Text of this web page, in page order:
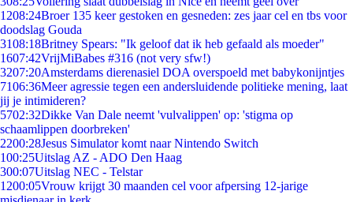
1208:24Broer 135 keer gestoken en gesneden: zes jaar cel en tbs voor
doodslag Gouda
3108:18Britney Spears: "Ik geloof dat ik heb gefaald als moeder"
1607:42VrijMiBabes #316 (not very sfw!)
3207:20Amsterdams dierenasiel DOA overspoeld met babykonijntjes
7106:36Meer agressie tegen een andersluidende politieke mening, laat
jij je intimideren?
5702:32Dikke Van Dale neemt 'vulvalippen' op: 'stigma op
schaamlippen doorbreken'
2200:28Jesus Simulator komt naar Nintendo Switch
100:25Uitslag AZ - ADO Den Haag
300:07Uitslag NEC - Telstar
1200:05Vrouw krijgt 30 maanden cel voor afpersing 12-jarige